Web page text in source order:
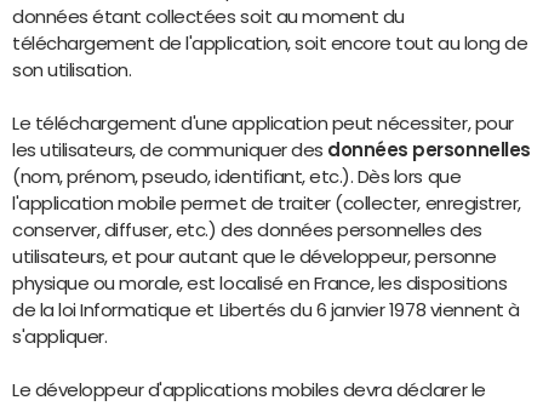
données étant collectées soit au moment du
téléchargement de l'application, soit encore tout au long de
son utilisation.
Le téléchargement d'une application peut nécessiter, pour
les utilisateurs, de communiquer des données personnelles
(nom, prénom, pseudo, identifiant, etc.). Dès lors que
l'application mobile permet de traiter (collecter, enregistrer,
conserver, diffuser, etc.) des données personnelles des
utilisateurs, et pour autant que le développeur, personne
physique ou morale, est localisé en France, les dispositions
de la loi Informatique et Libertés du 6 janvier 1978 viennent à
s'appliquer.
Le développeur d'applications mobiles devra déclarer le